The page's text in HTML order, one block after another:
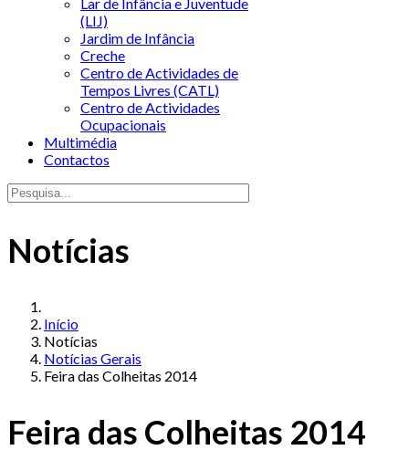
(LIJ)
Jardim de Infância
Creche
Centro de Actividades de
Tempos Livres (CATL)
Centro de Actividades
Ocupacionais
Multimédia
Contactos
Notícias
Início
Notícias
Notícias Gerais
Feira das Colheitas 2014
Feira das Colheitas 2014